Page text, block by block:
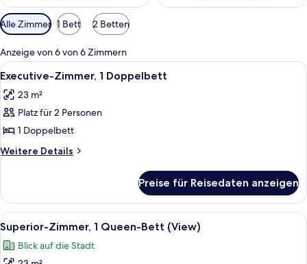
Verfügbare
Filter
für
Zimmer
Alle Zimmer 1 Bett 2 Betten
Anzeige von 6 von 6 Zimmern
Alle
Fotos
für
Executive-
Zimmer,
1
Eine moderne Küche mit
13
Executive-Zimmer, 1 Doppelbett
23 m²
Platz für 2 Personen
1 Doppelbett
Weitere Details
Weitere
Zimmer,
Doppelbett
Preise für Reisedaten anzeigen
Alle
Fotos
für
Superior-Zimmer, 1 Queen-Bett (View)
11
Superior-Zimmer, 1 Queen-Bett (View)
Blick auf die Stadt